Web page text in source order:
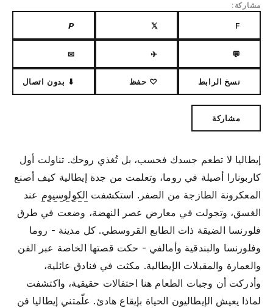
مشاركة:
F
𝕏
𝙋
💬
✈
✉
نسخ الرابط ♡ حفظ ⬇ بدون اتصال
مشاركة
إيطاليا لا تطعم جسدك فحسب، بل تُغذي روحك. تناولت أول
كاربونارا أصيلة في روما، وتعلمت من جدة إيطالية كيف أصنع
المعكرونة الطازجة من الصفر. استكشفت الكولوسيوم عند
الغسق، وتجولت في معارض عصر النهضة، وضعت في طرق
فلورنسا الضيقة ذات الطابع القروسطي. كل مدينة - روما
وفلورنسا والبندقية وأمالفي - حكت قصتها الخاصة عبر الفن
والعمارة والمقبلات الإيطالية. مكثت في فنادق عائلية،
وأدركت أن وجبات الطعام هنا احتفالات حقيقية، واكتشفت
لماذا يعيش الإيطاليون الحياة بإيقاع هادئ. علّمتني إيطاليا فن